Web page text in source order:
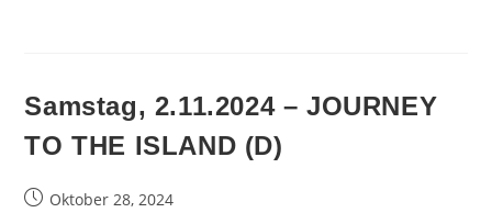
Samstag, 2.11.2024 – JOURNEY
TO THE ISLAND (D)
BeitragOktober 28, 2024